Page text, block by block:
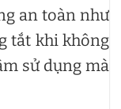
an toàn như
tắt khi không
sử dụng mà